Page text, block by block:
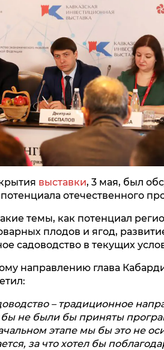
выставки, 3 мая, был
отечественного
темы, как потенциал
плодов и ягод,
садоводство в текущих
направлению глава
– традиционное
бы не были бы приняты
этапе мы бы это не
за что хотел бы